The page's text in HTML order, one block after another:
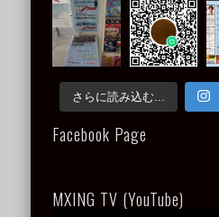
さらに読み込む...
Facebook Page
MXING TV (YouTube)